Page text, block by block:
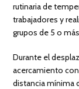
rutinaria de
trabajadores y
grupos de 5 o
Durante el
acercamiento
distancia mínima